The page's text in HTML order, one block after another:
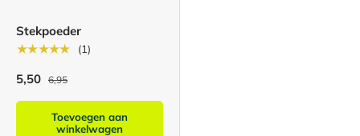
Stekpoeder
★★★★★
(1)
5,50 6,95
Toevoegen aan
winkelwagen